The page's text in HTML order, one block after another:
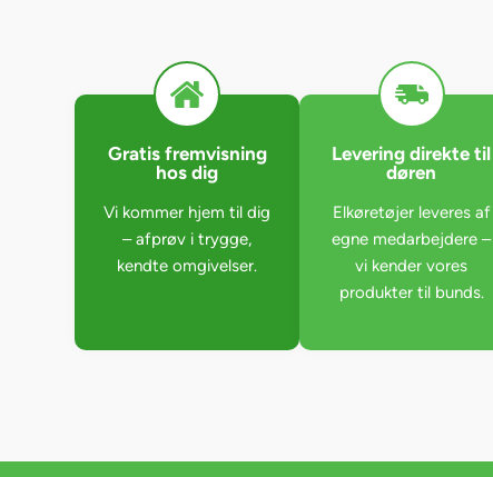
Gratis fremvisning
hos dig
Vi kommer hjem til dig
– afprøv i trygge,
kendte omgivelser.
Levering direkte til
døren
Elkøretøjer leveres af
egne medarbejdere –
vi kender vores
produkter til bunds.